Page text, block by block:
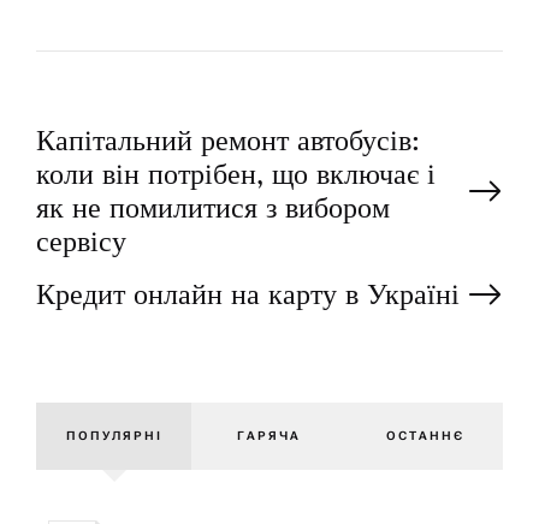
Н
а
в
г
а
Капітальний ремонт автобусів:
коли він потрібен, що включає і
як не помилитися з вибором
сервісу
Кредит онлайн на карту в Україні
ПОПУЛЯРНІ ГАРЯЧА ОСТАННЄ